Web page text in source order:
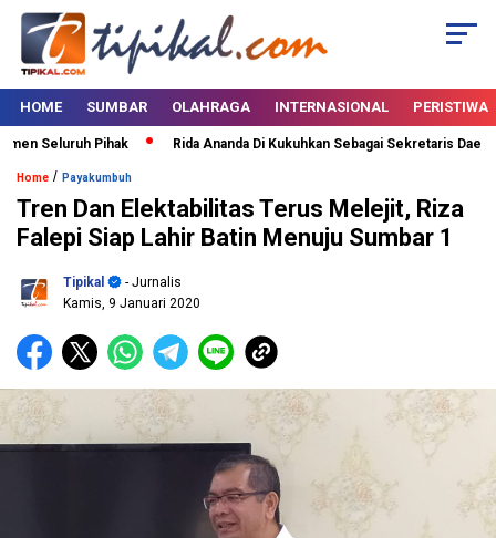
HOME SUMBAR OLAHRAGA INTERNASIONAL PERISTIWA
Seluruh Pihak Rida Ananda Di Kukuhkan Sebagai Sekretaris Daerah
Home / Payakumbuh
Tren Dan Elektabilitas Terus Melejit, Riza
Falepi Siap Lahir Batin Menuju Sumbar 1
Tipikal
- Jurnalis
Kamis, 9 Januari 2020